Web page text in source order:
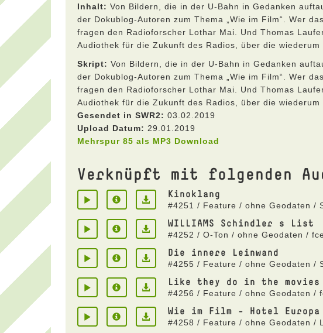
Inhalt: Von Bildern, die in der U-Bahn in Gedanken
der Dokublog-Autoren zum Thema „Wie im Film“. Wer
fragen den Radioforscher Lothar Mai. Und Thomas
Audiothek für die Zukunft des Radios, über die
Skript: Von Bildern, die in der U-Bahn in Gedanken
der Dokublog-Autoren zum Thema „Wie im Film“. Wer
fragen den Radioforscher Lothar Mai. Und Thomas
Audiothek für die Zukunft des Radios, über die
Gesendet in SWR2: 03.02.2019
Upload Datum: 29.01.2019
Mehrspur 85 als MP3 Download
Verknüpft mit folgenden
Kinoklang
#4251 / Feature / ohne Geodaten /
WILLIAMS Schindler s List
#4252 / O-Ton / ohne Geodaten /
Die innere Leinwand
#4255 / Feature / ohne Geodaten /
Like they do in the movies
#4256 / Feature / ohne Geodaten /
Wie im Film - Hotel
#4258 / Feature / ohne Geodaten /